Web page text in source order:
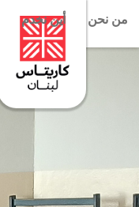
من نحن أين نخدم